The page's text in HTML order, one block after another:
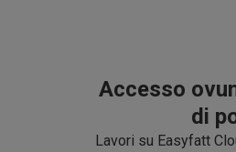
Accesso
di
Lavori su Easyfatt